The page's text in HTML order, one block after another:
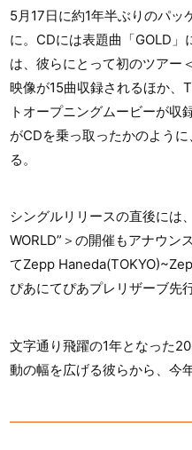
5月17日に約1年半ぶりのパ
に。CDには表題曲「GOLD
は、彼らにとって初のツアー
映像が15曲収録されるほか、
トオープニングムービーが
がCDを乗っ取ったかのよう
る。
シングルリリースの直後には
WORLD”＞の開催もアナウン
てZepp
ぴあにてぴあプレリザーブ先
文字通り飛躍の1年となった
動の幅を広げる彼らから、今